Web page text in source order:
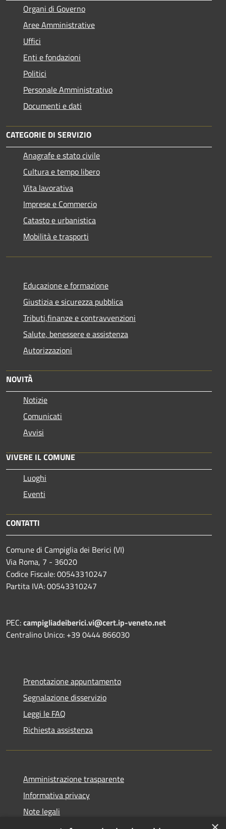
Organi di Governo
Aree Amministrative
Uffici
Enti e fondazioni
Politici
Personale Amministrativo
Documenti e dati
CATEGORIE DI SERVIZIO
Anagrafe e stato civile
Cultura e tempo libero
Vita lavorativa
Imprese e Commercio
Catasto e urbanistica
Mobilità e trasporti
Educazione e formazione
Giustizia e sicurezza pubblica
Tributi,finanze e contravvenzioni
Salute, benessere e assistenza
Autorizzazioni
NOVITÀ
Notizie
Comunicati
Avvisi
VIVERE IL COMUNE
Luoghi
Eventi
CONTATTI
Comune di Campiglia dei Berici (VI)
Via Roma, 7 - 36020
Codice Fiscale: 00543310247
Partita IVA: 00543310247
PEC:campigliadeiberici.vi@cert.ip-veneto.net
Centralino Unico: +39 0444 866030
Prenotazione appuntamento
Segnalazione disservizio
Leggi le FAQ
Richiesta assistenza
Amministrazione trasparente
Informativa privacy
Note legali